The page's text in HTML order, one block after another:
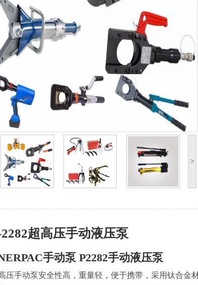
>
超高压手动液压泵
手动泵 P2282手动液压泵
压手动泵安全性高，重量轻，便于携带，采用钛合金